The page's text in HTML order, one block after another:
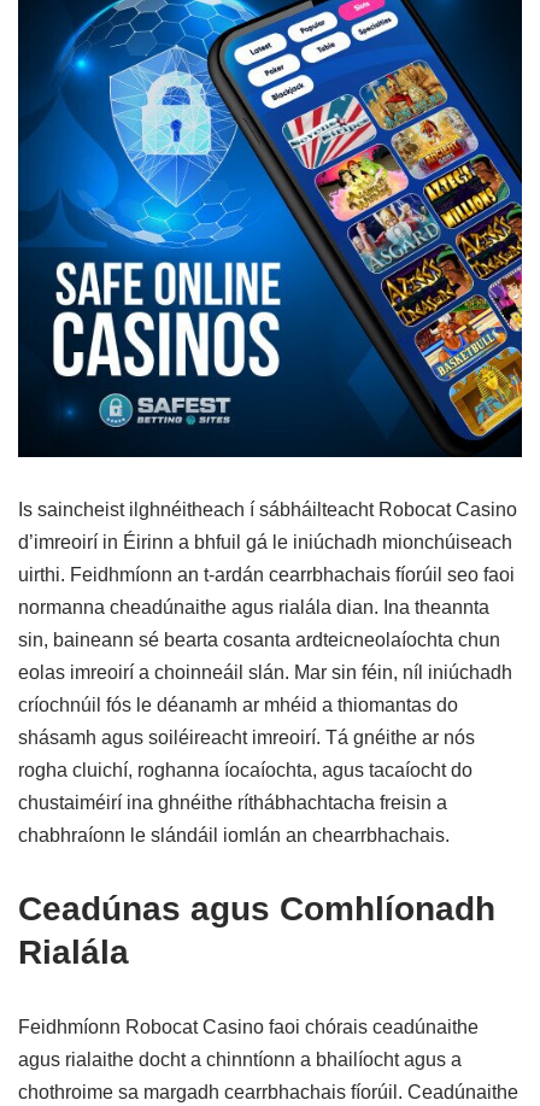
Is saincheist ilghnéitheach í sábháilteacht Robocat Casino
d’imreoirí in Éirinn a bhfuil gá le iniúchadh mionchúiseach
uirthi. Feidhmíonn an t-ardán cearrbhachais fíorúil seo faoi
normanna cheadúnaithe agus rialála dian. Ina theannta
sin, baineann sé bearta cosanta ardteicneolaíochta chun
eolas imreoirí a choinneáil slán. Mar sin féin, níl iniúchadh
críochnúil fós le déanamh ar mhéid a thiomantas do
shásamh agus soiléireacht imreoirí. Tá gnéithe ar nós
rogha cluichí, roghanna íocaíochta, agus tacaíocht do
chustaiméirí ina ghnéithe ríthábhachtacha freisin a
chabhraíonn le slándáil iomlán an chearrbhachais.
Ceadúnas agus Comhlíonadh
Rialála
Feidhmíonn Robocat Casino faoi chórais ceadúnaithe
agus rialaithe docht a chinntíonn a bhailíocht agus a
chothroime sa margadh cearrbhachais fíorúil. Ceadúnaithe